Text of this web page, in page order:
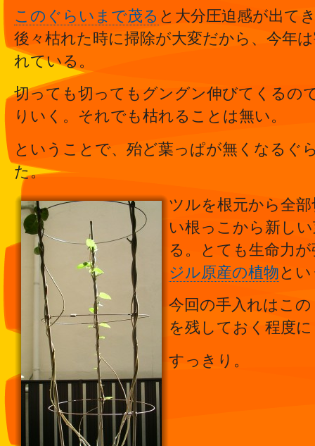
このぐらいまで茂る と大分圧迫感が出て
後々枯れた時に掃除が大変だから、今年
れている。
切っても切ってもグングン伸びてくるの
りいく。それでも枯れることは無い。
ということで、殆ど葉っぱが無くなるぐ
た。
ツルを根元から全
い根っこから新し
る。とても生命力
ジル原産の植物と
今回の手入れはこ
を残しておく程度
すっきり。